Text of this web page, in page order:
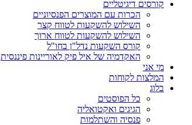
קורסים דיגיטליים
הכרות עם המוצרים הפנסיוניים
השילוש להשקעות לטווח קצר
השילוש להשקעות לטווח ארוך
קורס השקעות נדל"ן בחו"ל
האקדמיה של איל פיק לאוריינות פיננסית
מי אני
המלצות לקוחות
בלוג
כל הפוסטים
הגיגים ואקטואליה
פנסיה והשתלמות